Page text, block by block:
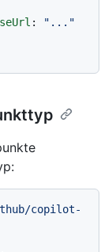
:
"..."
copilot-